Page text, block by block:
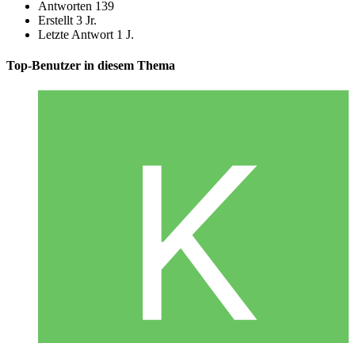
Antworten 139
Erstellt 3 Jr.
Letzte Antwort 1 J.
Top-Benutzer in diesem Thema